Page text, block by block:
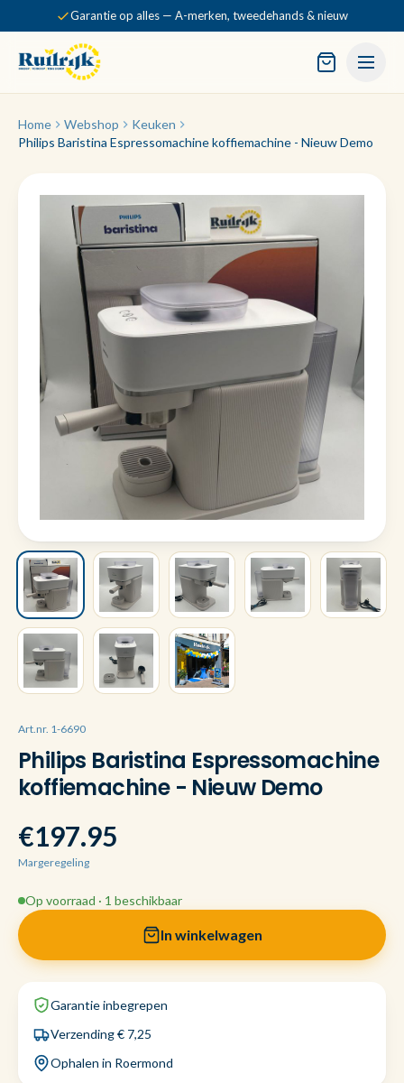
Garantie op alles — A-merken, tweedehands & nieuw
Home Webshop
Keuken
Philips Baristina Espressomachine koffiemachine - Nieuw Demo
Art.nr. 1-6690
Philips Baristina Espressomachine
koffiemachine - Nieuw Demo
€197.95
Margeregeling
Op voorraad · 1 beschikbaar
In winkelwagen
Garantie inbegrepen
Verzending € 7,25
Ophalen in Roermond